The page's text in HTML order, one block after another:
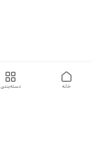
دسته‌بندی خانه